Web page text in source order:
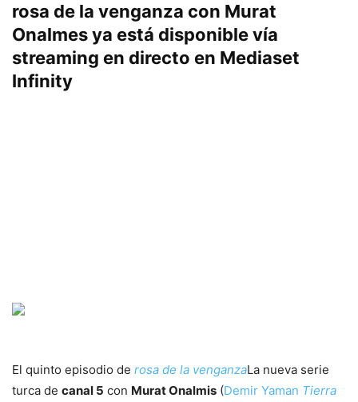
rosa de la venganza con Murat
Onalmes ya está disponible vía
streaming en directo en Mediaset
Infinity
El quinto episodio de rosa de la venganzaLa nueva serie
turca de canal 5 con Murat Onalmis (Demir Yaman Tierra